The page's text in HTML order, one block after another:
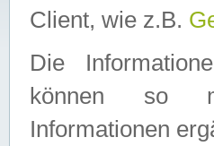
Client, wie z.B.
Die
können so
Informationen